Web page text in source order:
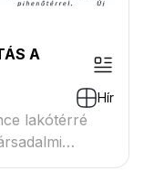
A
Hír
lakótérré